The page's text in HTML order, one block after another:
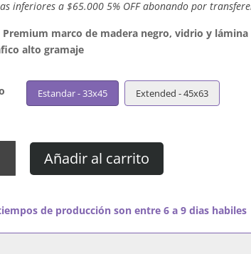
inferiores a $65.000 5% OFF abonando por
Premium marco de madera negro, vidrio y lámina
alto gramaje
Estandar - 33x45 Extended - 45x63
Añadir al carrito
de producción son entre 6 a 9 dias habiles